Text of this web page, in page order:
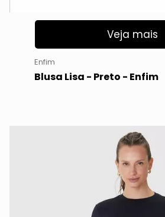
Veja mais
Enfim
Blusa Lisa - Preto - Enfim